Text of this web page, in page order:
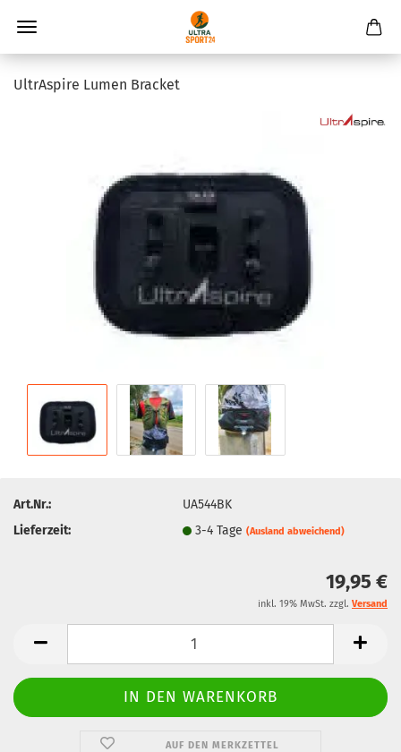
UltrAspire Lumen Bracket
Art.Nr.:
UA544BK
Lieferzeit:
3-4 Tage(Ausland abweichend)
19,95 €
inkl. 19% MwSt. zzgl. Versand
AUF DEN MERKZETTEL